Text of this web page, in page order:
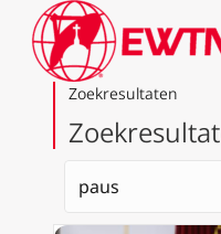
Zoekresultaten